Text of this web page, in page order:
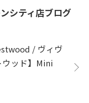
シティ店ブログ
/ ヴィヴ
ウッド】Mini